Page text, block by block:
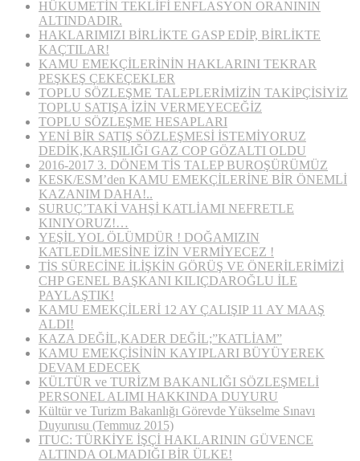
HÜKUMETİN TEKLİFİ ENFLASYON ORANININ
ALTINDADIR.
HAKLARIMIZI BİRLİKTE GASP EDİP, BİRLİKTE
KAÇTILAR!
KAMU EMEKÇİLERİNİN HAKLARINI TEKRAR
PEŞKEŞ ÇEKEÇEKLER
TOPLU SÖZLEŞME TALEPLERİMİZİN TAKİPÇİSİYİZ
TOPLU SATIŞA İZİN VERMEYECEĞİZ
TOPLU SÖZLEŞME HESAPLARI
YENİ BİR SATIŞ SÖZLEŞMESİ İSTEMİYORUZ
DEDİK,KARŞILIĞI GAZ COP GÖZALTI OLDU
2016-2017 3. DÖNEM TİS TALEP BUROŞÜRÜMÜZ
KESK/ESM’den KAMU EMEKÇİLERİNE BİR ÖNEMLİ
KAZANIM DAHA!..
SURUÇ’TAKİ VAHŞİ KATLİAMI NEFRETLE
KINIYORUZ!…
YEŞİL YOL ÖLÜMDÜR ! DOĞAMIZIN
KATLEDİLMESİNE İZİN VERMİYECEZ !
TİS SÜRECİNE İLİŞKİN GÖRÜŞ VE ÖNERİLERİMİZİ
CHP GENEL BAŞKANI KILIÇDAROĞLU İLE
PAYLAŞTIK!
KAMU EMEKÇİLERİ 12 AY ÇALIŞIP 11 AY MAAŞ
ALDI!
KAZA DEĞİL,KADER DEĞİL;”KATLİAM”
KAMU EMEKÇİSİNİN KAYIPLARI BÜYÜYEREK
DEVAM EDECEK
KÜLTÜR ve TURİZM BAKANLIĞI SÖZLEŞMELİ
PERSONEL ALIMI HAKKINDA DUYURU
Kültür ve Turizm Bakanlığı Görevde Yükselme Sınavı
Duyurusu (Temmuz 2015)
ITUC: TÜRKİYE İŞÇİ HAKLARININ GÜVENCE
ALTINDA OLMADIĞI BİR ÜLKE!